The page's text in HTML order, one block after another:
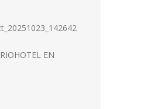
EN